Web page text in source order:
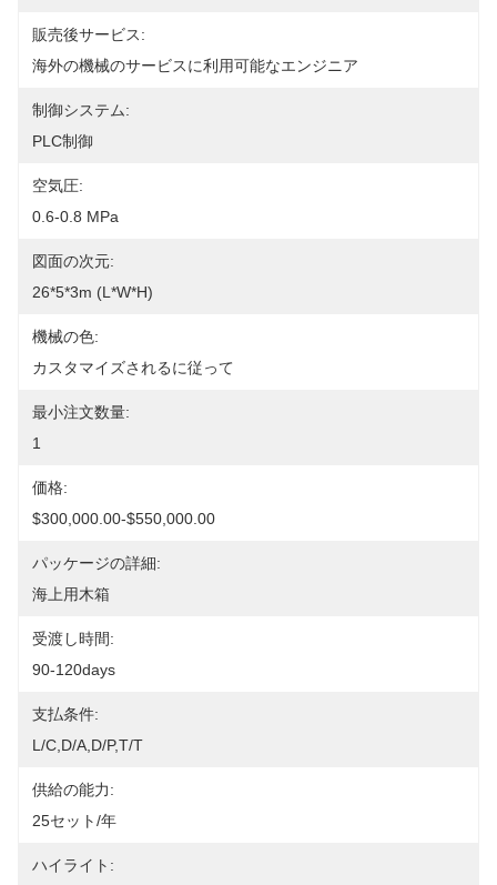
販売後サービス:
海外の機械のサービスに利用可能なエンジニア
制御システム:
PLC制御
空気圧:
0.6-0.8 MPa
図面の次元:
26*5*3m (L*W*H)
機械の色:
カスタマイズされるに従って
最小注文数量:
1
価格:
$300,000.00-$550,000.00
パッケージの詳細:
海上用木箱
受渡し時間:
90-120days
支払条件:
L/C,D/A,D/P,T/T
供給の能力:
25セット/年
ハイライト: